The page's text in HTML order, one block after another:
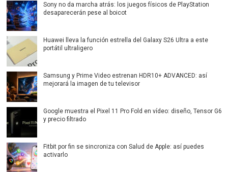
Sony no da marcha atrás: los juegos físicos de PlayStation
desaparecerán pese al boicot
Huawei lleva la función estrella del Galaxy S26 Ultra a este
portátil ultraligero
Samsung y Prime Video estrenan HDR10+ ADVANCED: así
mejorará la imagen de tu televisor
Google muestra el Pixel 11 Pro Fold en vídeo: diseño, Tensor G6
y precio filtrado
Fitbit por fin se sincroniza con Salud de Apple: así puedes
activarlo